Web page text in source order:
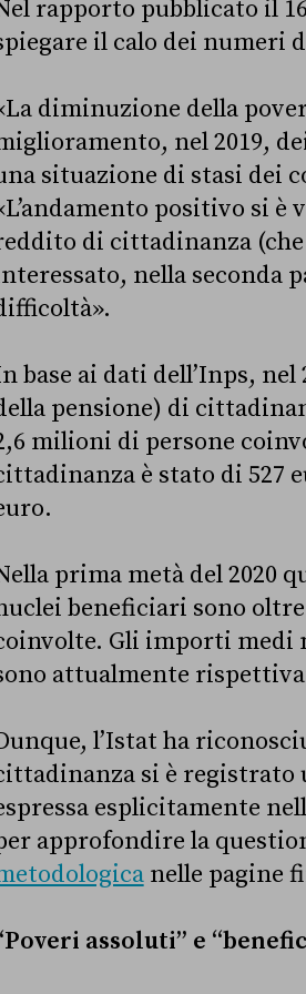
rapporto pubblicato il
il calo dei numeri
diminuzione della
nel 2019,
situazione di stasi dei
positivo si
di cittadinanza
nella seconda
base ai dati dell’Inps,
pensione) di
milioni di persone
è stato di 527
prima metà del 2020
beneficiari sono
Gli importi medi
attualmente
l’Istat ha
si è registrato
esplicitamente
approfondire la
nelle pagine
assoluti” e